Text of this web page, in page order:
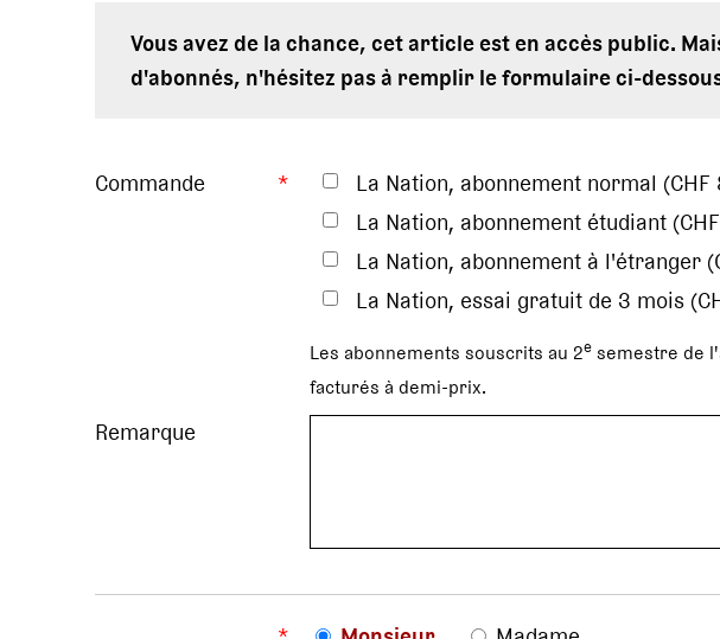
Vous avez de la chance, cet article est en accès public.
d'abonnés, n'hésitez pas à remplir le formulaire ci-
Commande *
La Nation, abonnement normal
La Nation, abonnement étudiant
La Nation, abonnement à l'étranger
La Nation, essai gratuit de 3 mois
Les abonnements souscrits au 2e semestre de
facturés à demi-prix.
Remarque